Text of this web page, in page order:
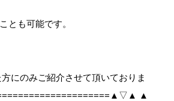
とも可能です。
にのみご紹介させて頂いておりま
▲